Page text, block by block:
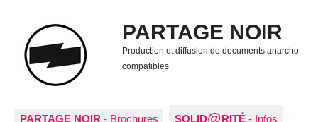
PARTAGE NOIR
Production et diffusion de documents anarcho-
compatibles
PARTAGE NOIR - Brochures SOLID@RITÉ - Infos